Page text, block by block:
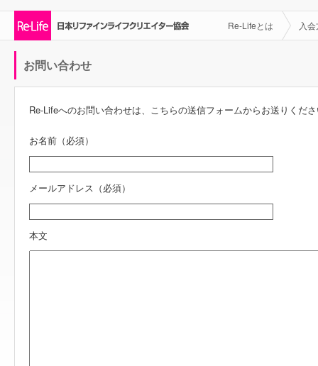
Re-Lifeとは 入
お問い合わせ
Re-Lifeへのお問い合わせは、こちらの送信フォームからお送りくだ
お名前（必須）
メールアドレス（必須）
本文